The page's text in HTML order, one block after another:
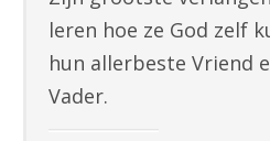
leren hoe ze God zelf
hun allerbeste Vriend
Vader.